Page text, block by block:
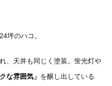
坪のハコ。
、天井も同じく塗装。蛍光灯や
な雰囲気」 を醸し出している